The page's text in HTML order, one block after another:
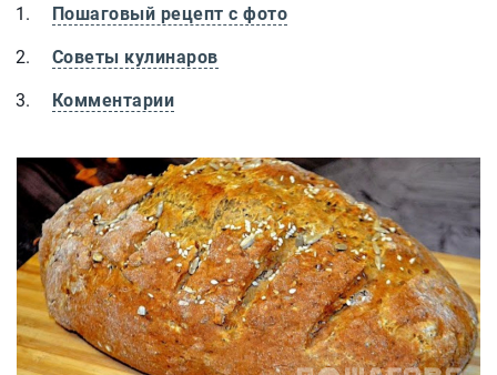
Пошаговый рецепт с фото
Советы кулинаров
Комментарии
Бездрожжевой хлеб